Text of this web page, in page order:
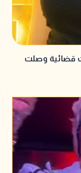
قضائية وصلت